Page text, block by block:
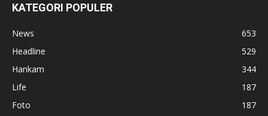
KATEGORI POPULER
News
653
Headline
529
Hankam
344
Life
187
Foto
187